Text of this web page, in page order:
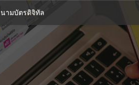
นามบัตรดิจิทัล